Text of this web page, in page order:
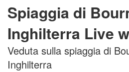
Spiaggia di
Inghilterra Live
Veduta sulla spiaggia di
Inghilterra